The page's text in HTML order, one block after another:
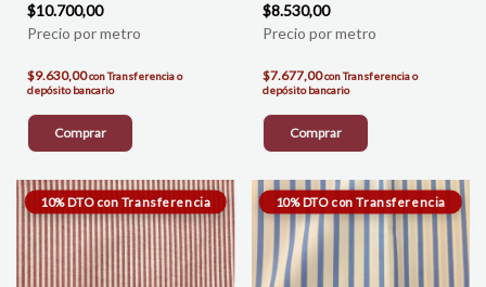
$10.700,00
$9.630,00conTransferencia o
depósito bancario
Comprar
$8.530,00
$7.677,00conTransferencia o
depósito bancario
Comprar